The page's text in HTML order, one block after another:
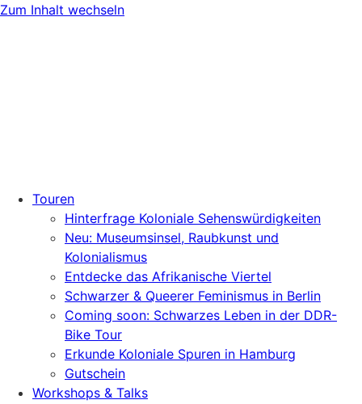
Zum Inhalt wechseln
Touren
Hinterfrage Koloniale Sehenswürdigkeiten
Neu: Museumsinsel, Raubkunst und
Kolonialismus
Entdecke das Afrikanische Viertel
Schwarzer & Queerer Feminismus in Berlin
Coming soon: Schwarzes Leben in der DDR-
Bike Tour
Erkunde Koloniale Spuren in Hamburg
Gutschein
Workshops & Talks